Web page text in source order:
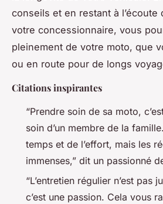
conseils et en restant à l’écoute
votre concessionnaire, vous
pleinement de votre moto, que
ou en route pour de longs
Citations inspirantes
“Prendre soin de sa moto,
soin d’un membre de la
temps et de l’effort, mais les
immenses,” dit un passionné
“L’entretien régulier n’est pas
c’est une passion. Cela vous